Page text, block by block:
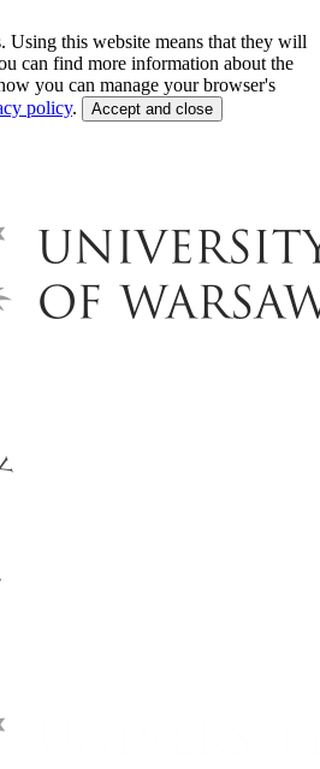
Using this website means that they will
can find more information about the
you can manage your browser's
policy.
Accept and close